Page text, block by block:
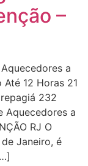
–
a
12 Horas 21
232
Aquecedores a
RJ O
Janeiro, é